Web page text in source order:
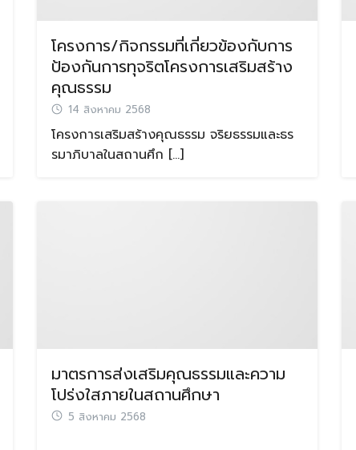
Search
for:
โครงการ/กิจกรรมที่เกี่ยวข้องกับการ
ป้องกันการทุจริตโครงการเสริมสร้าง
คุณธรรม
14 สิงหาคม 2568
โครงการเสริมสร้างคุณธรรม จริยธรรมและธร
รมาภิบาลในสถานศึก […]
มาตรการส่งเสริมคุณธรรมและความ
โปร่งใสภายในสถานศึกษา
5 สิงหาคม 2568